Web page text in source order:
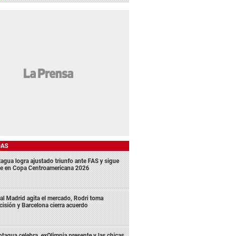
logra ajustado triunfo ante FAS y sigue
en Copa Centroamericana 2026
Madrid agita el mercado, Rodri toma
y Barcelona cierra acuerdo